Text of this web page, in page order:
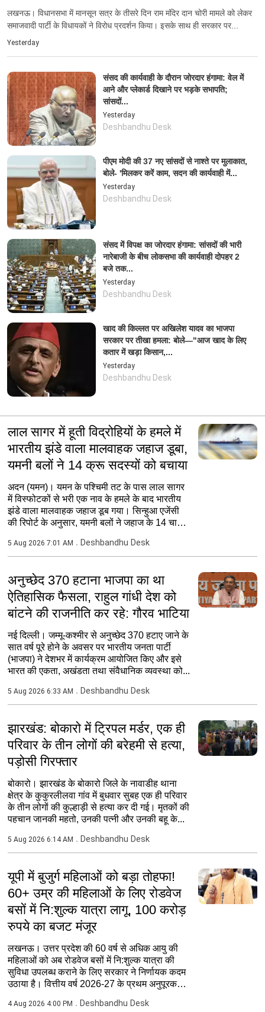
लखनऊ। विधानसभा में मानसून सत्र के तीसरे दिन राम मंदिर दान चोरी मामले को लेकर
समाजवादी पार्टी के विधायकों ने विरोध प्रदर्शन किया। इसके साथ ही सरकार पर...
Yesterday
संसद की कार्यवाही के दौरान जोरदार हंगामा: वेल में
आने और प्लेकार्ड दिखाने पर भड़के सभापति;
सांसदों...
Yesterday
Deshbandhu Desk
पीएम मोदी की 37 नए सांसदों से नाश्ते पर मुलाकात,
बोले- 'मिलकर करें काम, सदन की कार्यवाही में...
Yesterday
Deshbandhu Desk
संसद में विपक्ष का जोरदार हंगामा: सांसदों की भारी
नारेबाजी के बीच लोकसभा की कार्यवाही दोपहर 2
बजे तक...
Yesterday
Deshbandhu Desk
खाद की किल्लत पर अखिलेश यादव का भाजपा
सरकार पर तीखा हमला: बोले—"आज खाद के लिए
कतार में खड़ा किसान,...
Yesterday
Deshbandhu Desk
लाल सागर में हूती विद्रोहियों के हमले में
भारतीय झंडे वाला मालवाहक जहाज डूबा,
यमनी बलों ने 14 क्रू सदस्‍यों को बचाया
अदन (यमन)। यमन के पश्चिमी तट के पास लाल सागर
में विस्फोटकों से भरी एक नाव के हमले के बाद भारतीय
झंडे वाला मालवाहक जहाज डूब गया। स‍िन्हुआ एजेंसी
की र‍िपोर्ट के अनुसार, यमनी बलों ने जहाज के 14 चालक
5 Aug 2026 7:01 AM Deshbandhu Desk
अनुच्छेद 370 हटाना भाजपा का था
ऐतिहासिक फैसला, राहुल गांधी देश को
बांटने की राजनीति कर रहे: गौरव भाटिया
नई दिल्ली। जम्मू-कश्मीर से अनुच्छेद 370 हटाए जाने के
सात वर्ष पूरे होने के अवसर पर भारतीय जनता पार्टी
(भाजपा) ने देशभर में कार्यक्रम आयोजित किए और इसे
भारत की एकता, अखंडता तथा संवैधानिक व्यवस्था को...
5 Aug 2026 6:33 AM Deshbandhu Desk
झारखंड: बोकारो में ट्रिपल मर्डर, एक ही
परिवार के तीन लोगों की बरेहमी से हत्या,
पड़ोसी गिरफ्तार
बोकारो। झारखंड के बोकारो जिले के नावाडीह थाना
क्षेत्र के कुकुरलीलवा गांव में बुधवार सुबह एक ही परिवार
के तीन लोगों की कुल्हाड़ी से हत्या कर दी गई। मृतकों की
पहचान जानकी महतो, उनकी पत्नी और उनकी बहू के...
5 Aug 2026 6:14 AM Deshbandhu Desk
यूपी में बुजुर्ग महिलाओं को बड़ा तोहफा!
60+ उम्र की महिलाओं के लिए रोडवेज
बसों में नि:शुल्क यात्रा लागू, 100 करोड़
रुपये का बजट मंजूर
लखनऊ। उत्तर प्रदेश की 60 वर्ष से अधिक आयु की
महिलाओं को अब रोडवेज बसों में नि:शुल्क यात्रा की
सुविधा उपलब्ध कराने के लिए सरकार ने निर्णायक कदम
उठाया है। वित्तीय वर्ष 2026-27 के प्रथम अनुपूरक
4 Aug 2026 4:00 PM Deshbandhu Desk